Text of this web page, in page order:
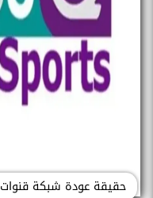
حقيقة عودة شبكة قنوات